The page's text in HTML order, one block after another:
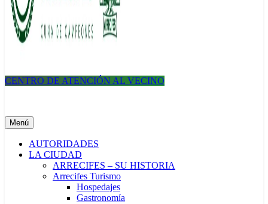
CENTRO DE ATENCIÓN AL VECINO
Menú
AUTORIDADES
LA CIUDAD
ARRECIFES – SU HISTORIA
Arrecifes Turismo
Hospedajes
Gastronomía